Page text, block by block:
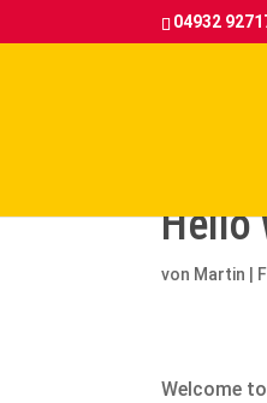
04932
Hello
von Martin
Welcome